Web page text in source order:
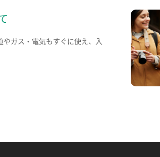
ガス・電気もすぐに使え、入